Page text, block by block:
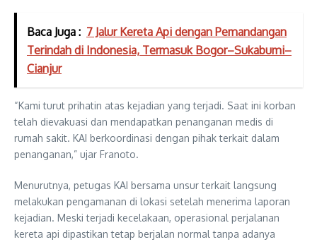
Baca Juga : 7 Jalur Kereta Api dengan Pemandangan
Terindah di Indonesia, Termasuk Bogor–Sukabumi–
Cianjur
“Kami turut prihatin atas kejadian yang terjadi. Saat ini korban
telah dievakuasi dan mendapatkan penanganan medis di
rumah sakit. KAI berkoordinasi dengan pihak terkait dalam
penanganan,” ujar Franoto.
Menurutnya, petugas KAI bersama unsur terkait langsung
melakukan pengamanan di lokasi setelah menerima laporan
kejadian. Meski terjadi kecelakaan, operasional perjalanan
kereta api dipastikan tetap berjalan normal tanpa adanya